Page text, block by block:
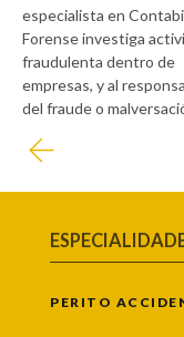
especialista en
Forense investiga
fraudulenta dentro de
empresas, y al
del fraude o
PERITO